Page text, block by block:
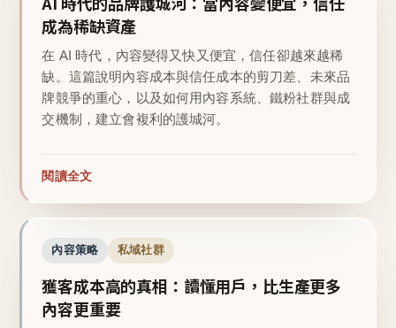
成為稀缺資產
在 AI 時代，內容變得又快又便宜，信任卻越來越稀
缺。這篇說明內容成本與信任成本的剪刀差、未來品
牌競爭的重心，以及如何用內容系統、鐵粉社群與成
交機制，建立會複利的護城河。
閱讀全文
內容策略 私域社群
獲客成本高的真相：讀懂用戶，比生產更多
內容更重要